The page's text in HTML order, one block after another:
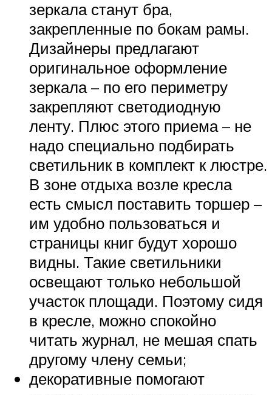
зеркала станут бра,
закрепленные по бокам рамы.
Дизайнеры предлагают
оригинальное оформление
зеркала – по его периметру
закрепляют светодиодную
ленту. Плюс этого приема – не
надо специально подбирать
светильник в комплект к люстре.
В зоне отдыха возле кресла
есть смысл поставить торшер –
им удобно пользоваться и
страницы книг будут хорошо
видны. Такие светильники
освещают только небольшой
участок площади. Поэтому сидя
в кресле, можно спокойно
читать журнал, не мешая спать
другому члену семьи;
декоративные помогают